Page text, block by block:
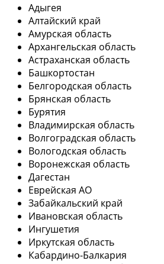
Адыгея
Алтайский край
Амурская область
Архангельская область
Астраханская область
Башкортостан
Белгородская область
Брянская область
Бурятия
Владимирская область
Волгоградская область
Вологодская область
Воронежская область
Дагестан
Еврейская АО
Забайкальский край
Ивановская область
Ингушетия
Иркутская область
Кабардино-Балкария